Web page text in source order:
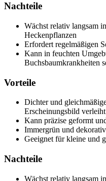
Nachteile
Wächst relativ langsam
Heckenpflanzen
Erfordert regelmäßigen
Kann in feuchten
Buchsbaumkrankheiten
Vorteile
Dichter und
Erscheinungsbild verleiht
Kann präzise geformt
Immergrün und
Geeignet für kleine und
Nachteile
Wächst relativ langsam